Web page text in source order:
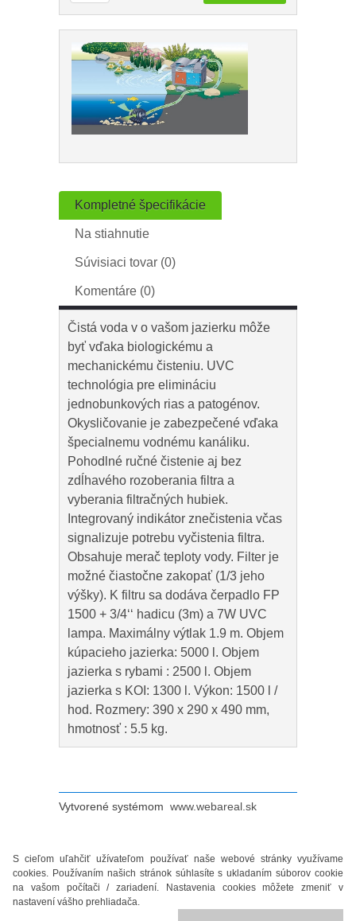
S cieľom uľahčiť užívateľom používať naše webové stránky využívame
cookies. Používaním našich stránok súhlasíte s ukladaním súborov cookie
na vašom počítači / zariadení. Nastavenia cookies môžete zmeniť v
nastavení vášho prehliadača.
Kompletné špecifikácie
Na stiahnutie
Súvisiaci tovar (0)
Komentáre (0)
Čistá voda v o vašom jazierku môže
byť vďaka biologickému a
mechanickému čisteniu. UVC
technológia pre elimináciu
jednobunkových rias a patogénov.
Okysličovanie je zabezpečené vďaka
špecialnemu vodnému kanáliku.
Pohodlné ručné čistenie aj bez
zdĺhavého rozoberania filtra a
vyberania filtračných hubiek.
Integrovaný indikátor znečistenia včas
signalizuje potrebu vyčistenia filtra.
Obsahuje merač teploty vody. Filter je
možné čiastočne zakopať (1/3 jeho
výšky). K filtru sa dodáva čerpadlo FP
1500 + 3/4‘‘ hadicu (3m) a 7W UVC
lampa. Maximálny výtlak 1.9 m. Objem
kúpacieho jazierka: 5000 l. Objem
jazierka s rybami : 2500 l. Objem
jazierka s KOI: 1300 l. Výkon: 1500 l /
hod. Rozmery: 390 x 290 x 490 mm,
hmotnosť : 5.5 kg.
Vytvorené systémom www.webareal.sk